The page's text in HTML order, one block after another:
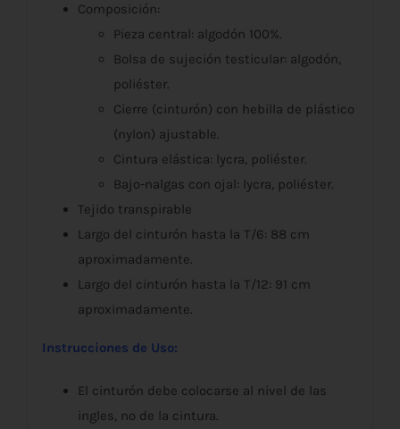
Composición:
Pieza central: algodón 100%.
Bolsa de sujeción testicular: algodón,
poliéster.
Cierre (cinturón) con hebilla de plástico
(nylon) ajustable.
Cintura elástica: lycra, poliéster.
Bajo-nalgas con ojal: lycra, poliéster.
Tejido transpirable
Largo del cinturón hasta la T/6: 88 cm
aproximadamente.
Largo del cinturón hasta la T/12: 91 cm
aproximadamente.
Instrucciones de Uso:
El cinturón debe colocarse al nivel de las
ingles, no de la cintura.